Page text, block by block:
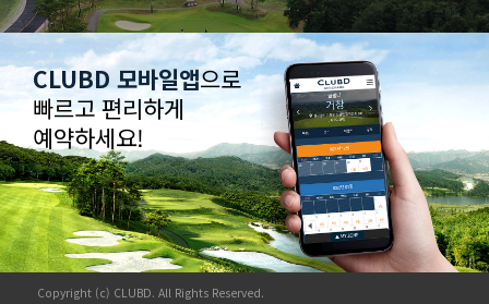
CLUBD 모바일앱으로
빠르고 편리하게
예약하세요!
Copyright (c) CLUBD. All Rights Reserved.